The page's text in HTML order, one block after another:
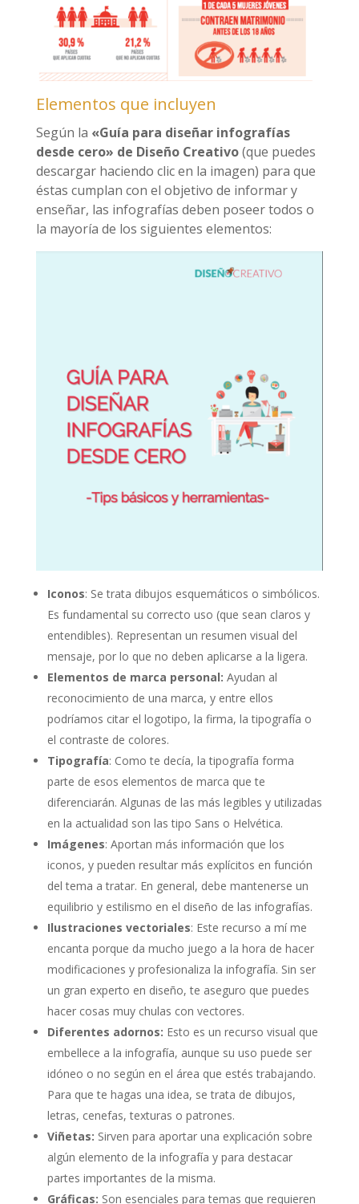
Elementos que incluyen
Según la «Guía para diseñar infografías
desde cero» de Diseño Creativo(que puedes
descargar haciendo clic en la imagen) para que
éstas cumplan con el objetivo de informar y
enseñar, las infografías deben poseer todos o
la mayoría de los siguientes elementos:
Iconos: Se trata dibujos esquemáticos o simbólicos.
Es fundamental su correcto uso (que sean claros y
entendibles). Representan un resumen visual del
mensaje, por lo que no deben aplicarse a la ligera.
Elementos de marca personal: Ayudan al
reconocimiento de una marca, y entre ellos
podríamos citar el logotipo, la firma, la tipografía o
el contraste de colores.
Tipografía: Como te decía, la tipografía forma
parte de esos elementos de marca que te
diferenciarán. Algunas de las más legibles y utilizadas
en la actualidad son las tipo Sans o Helvética.
Imágenes: Aportan más información que los
iconos, y pueden resultar más explícitos en función
del tema a tratar. En general, debe mantenerse un
equilibrio y estilismo en el diseño de las infografías.
Ilustraciones vectoriales: Este recurso a mí me
encanta porque da mucho juego a la hora de hacer
modificaciones y profesionaliza la infografía. Sin ser
un gran experto en diseño, te aseguro que puedes
hacer cosas muy chulas con vectores.
Diferentes adornos: Esto es un recurso visual que
embellece a la infografía, aunque su uso puede ser
idóneo o no según en el área que estés trabajando.
Para que te hagas una idea, se trata de dibujos,
letras, cenefas, texturas o patrones.
Viñetas: Sirven para aportar una explicación sobre
algún elemento de la infografía y para destacar
partes importantes de la misma.
Gráficas: Son esenciales para temas que requieren